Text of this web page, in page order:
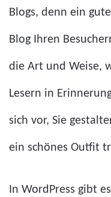
Blogs, denn ein
Blog Ihren
die Art und Weise,
Lesern in
sich vor, Sie
ein schönes Outfit
In WordPress gibt